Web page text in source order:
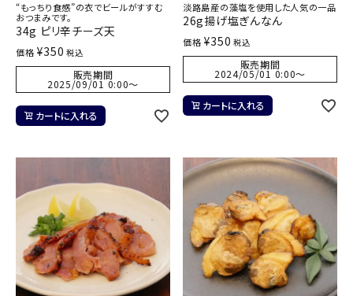
“もっちり食感”の衣でビールがすすむ
おつまみです。
34g ピリ辛チーズ天
価格 ¥350 税込
販売期間
2025/09/01 0:00〜
カートに入れる
淡路島産の藻塩を使用した人気の一品
26g揚げ塩ぎんなん
価格 ¥350 税込
販売期間
2024/05/01 0:00〜
カートに入れる